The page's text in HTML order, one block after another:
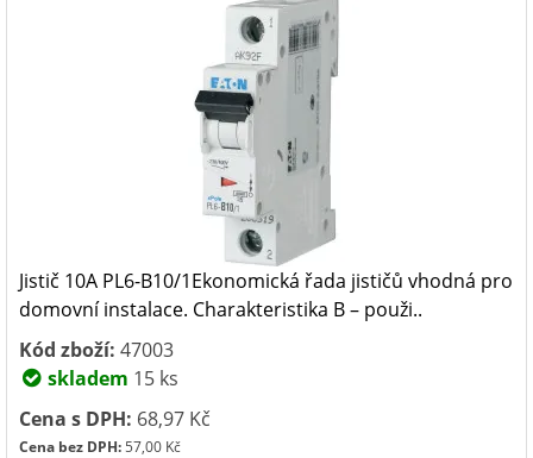
Jistič 10A PL6-B10/1Ekonomická řada jističů vhodná pro
domovní instalace. Charakteristika B – použi..
Kód zboží: 47003
skladem 15 ks
Cena s DPH: 68,97 Kč
Cena bez DPH:57,00 Kč